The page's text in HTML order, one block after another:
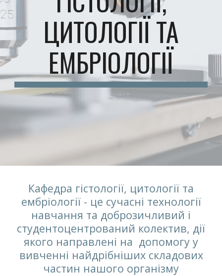
ЦИТОЛОГІЇ ТА
ЕМБРІОЛОГІЇ
Кафедра гістології, цитології та
ембріології - це сучасні технології
навчання та доброзичливий і
студентоцентрований колектив, дії
якого направлені на допомогу у
вивченні найдрібніших складових
частин нашого організму